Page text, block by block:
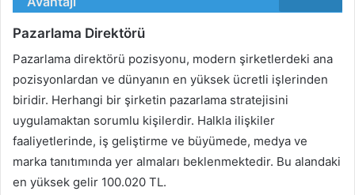
Pazarlama Direktörü
Pazarlama direktörü pozisyonu, modern şirketlerdeki ana
pozisyonlardan ve dünyanın en yüksek ücretli işlerinden
biridir. Herhangi bir şirketin pazarlama stratejisini
uygulamaktan sorumlu kişilerdir. Halkla ilişkiler
faaliyetlerinde, iş geliştirme ve büyümede, medya ve
marka tanıtımında yer almaları beklenmektedir. Bu alandaki
en yüksek gelir 100.020 TL.